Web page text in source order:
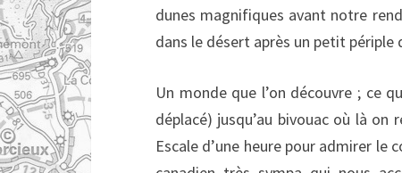
dunes magnifiques avant notre
dans le désert après un petit périple
Un monde que l’on découvre ; ce
déplacé) jusqu’au bivouac où là on
Escale d’une heure pour admirer le